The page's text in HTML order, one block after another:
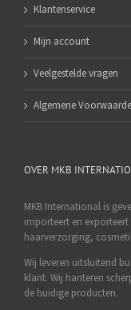
Klantenservice
Mijn account
Veelgestelde vragen
Algemene
OVER MKB
MKB International is
importeert en
haarverzorging,
Wij leveren uitsluitend
klant. Wij hanteren
de huidige producten.